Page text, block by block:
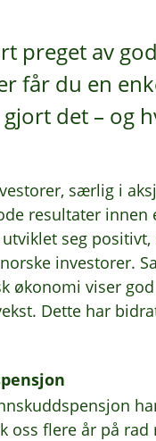
preget av
får du en
det – og
særlig i
resultater
seg
investorer.
økonomi viser
Dette har
oss flere år på